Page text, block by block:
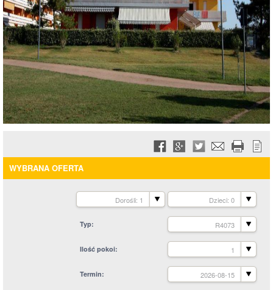
WYBRANA OFERTA
Dorośli: 1 Dzieci: 0
Typ R4073
Ilość pokoi 1
Termin 2026-08-15